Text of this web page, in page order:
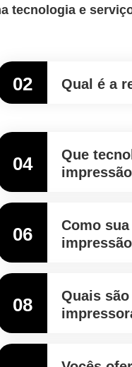
tecnologia e
02 Qual é a
04
Que
06
Como
08
Quais